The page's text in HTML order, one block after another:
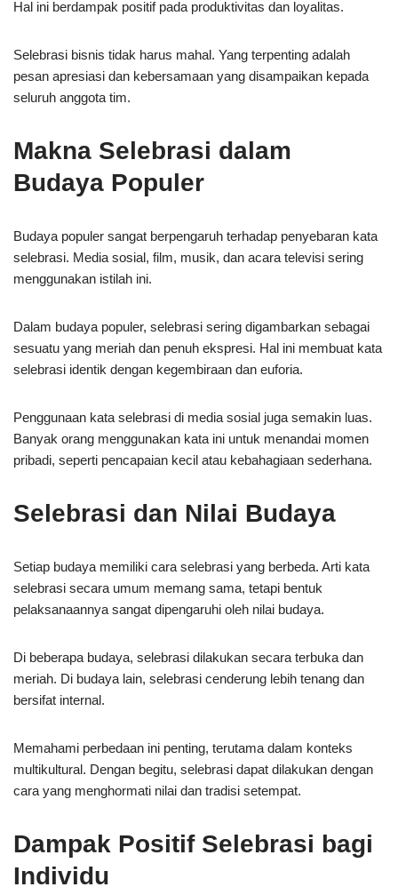
Hal ini berdampak positif pada produktivitas dan loyalitas.
Selebrasi bisnis tidak harus mahal. Yang terpenting adalah
pesan apresiasi dan kebersamaan yang disampaikan kepada
seluruh anggota tim.
Makna Selebrasi dalam
Budaya Populer
Budaya populer sangat berpengaruh terhadap penyebaran kata
selebrasi. Media sosial, film, musik, dan acara televisi sering
menggunakan istilah ini.
Dalam budaya populer, selebrasi sering digambarkan sebagai
sesuatu yang meriah dan penuh ekspresi. Hal ini membuat kata
selebrasi identik dengan kegembiraan dan euforia.
Penggunaan kata selebrasi di media sosial juga semakin luas.
Banyak orang menggunakan kata ini untuk menandai momen
pribadi, seperti pencapaian kecil atau kebahagiaan sederhana.
Selebrasi dan Nilai Budaya
Setiap budaya memiliki cara selebrasi yang berbeda. Arti kata
selebrasi secara umum memang sama, tetapi bentuk
pelaksanaannya sangat dipengaruhi oleh nilai budaya.
Di beberapa budaya, selebrasi dilakukan secara terbuka dan
meriah. Di budaya lain, selebrasi cenderung lebih tenang dan
bersifat internal.
Memahami perbedaan ini penting, terutama dalam konteks
multikultural. Dengan begitu, selebrasi dapat dilakukan dengan
cara yang menghormati nilai dan tradisi setempat.
Dampak Positif Selebrasi bagi
Individu